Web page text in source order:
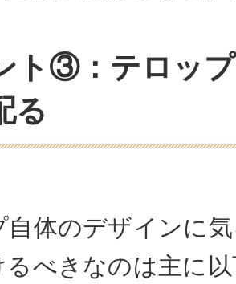
ト③：テロッ
る
自体のデザインに
るべきなのは主に